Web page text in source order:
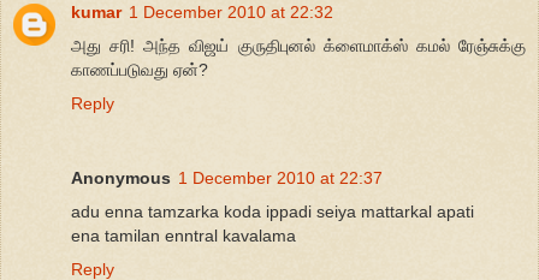
kumar 1 December 2010 at 22:32
அது சரி! அந்த விஜய் குருதிபுனல் க்ளைமாக்ஸ் கமல் ரேஞ்சுக்கு
காணப்படுவது ஏன்?
Reply
Anonymous 1 December 2010 at 22:37
adu enna tamzarka koda ippadi seiya mattarkal apati
ena tamilan enntral kavalama
Reply